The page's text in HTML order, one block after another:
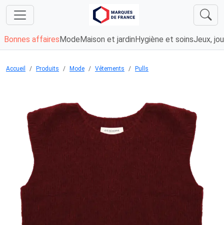
Bonnes affaires Mode Maison et jardin Hygiène et soinsJeux,
Accueil Produits Mode Vêtements Pulls